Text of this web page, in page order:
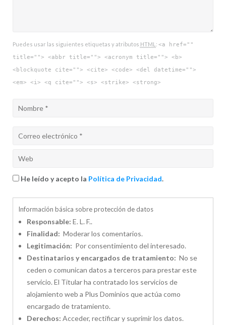
Puedes usar las siguientes etiquetas y atributos HTML : <a href=""
title=""> <abbr title=""> <acronym title=""> <b>
<blockquote cite=""> <cite> <code> <del datetime="">
<em> <i> <q cite=""> <s> <strike> <strong>
He leído y acepto la Política de Privacidad.
Información básica sobre protección de datos
Responsable: E. L. F..
Finalidad: Moderar los comentarios.
Legitimación: Por consentimiento del interesado.
Destinatarios y encargados de tratamiento: No se
ceden o comunican datos a terceros para prestar este
servicio. El Titular ha contratado los servicios de
alojamiento web a Plus Dominios que actúa como
encargado de tratamiento.
Derechos: Acceder, rectificar y suprimir los datos.